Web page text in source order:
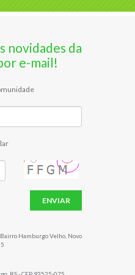
novidades da
e-mail!
ENVIAR
Hamburgo Velho, Novo
RS - CEP 93525-075